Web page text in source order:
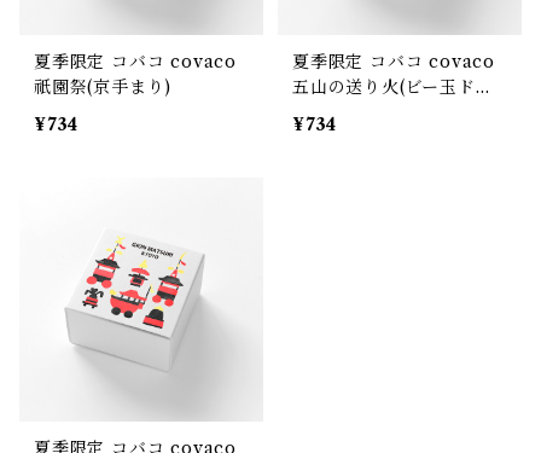
夏季限定 コバコ covaco
祇園祭(京手まり)
¥734
夏季限定 コバコ covaco
五山の送り火(ビー玉ドロ
ップ)
¥734
夏季限定 コバコ covaco